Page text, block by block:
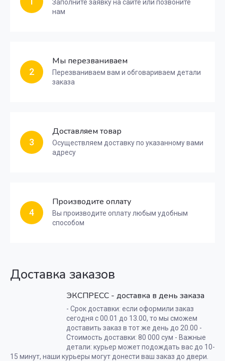
Заполните заявку на сайте или позвоните
нам
2
Мы перезваниваем
Перезваниваем вам и обговариваем детали
заказа
3
Доставляем товар
Осуществляем доставку по указанному вами
адресу
4
Производите оплату
Вы производите оплату любым удобным
способом
Доставка заказов
ЭКСПРЕСС - доставка в день заказа
- Срок доставки: если оформили заказ
сегодня с 00.01 до 13.00, то мы сможем
доставить заказ в тот же день до 20.00 -
Стоимость доставки: 80 000 сум - Важные
детали: курьер может подождать вас до 10-
15 минут, наши курьеры могут донести ваш заказ до двери.